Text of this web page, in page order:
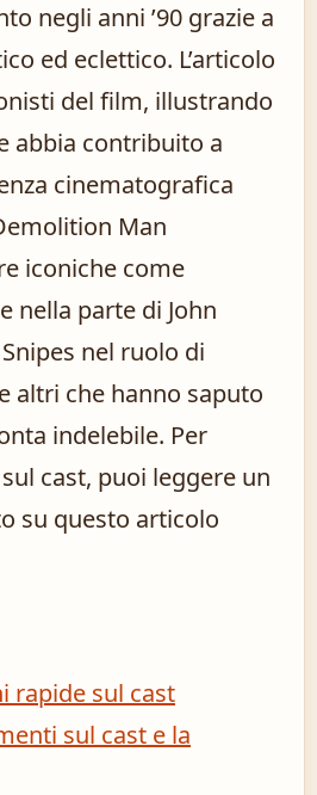
negli anni ’90 grazie a
ed eclettico. L’articolo
del film, illustrando
abbia contribuito a
cinematografica
Man
iconiche come
nella parte di John
nel ruolo di
altri che hanno saputo
indelebile. Per
cast, puoi leggere un
su questo articolo
rapide sul cast
sul cast e la